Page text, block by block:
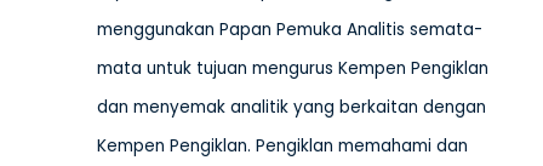
menggunakan Papan Pemuka Analitis semata-
mata untuk tujuan mengurus Kempen Pengiklan
dan menyemak analitik yang berkaitan dengan
Kempen Pengiklan. Pengiklan memahami dan